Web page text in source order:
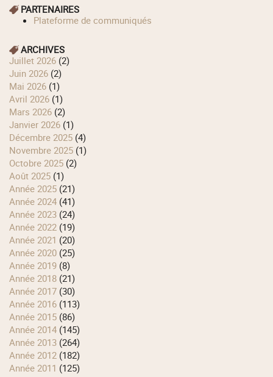
PARTENAIRES
Plateforme de communiqués
ARCHIVES
juillet 2026 (2)
juin 2026 (2)
mai 2026 (1)
avril 2026 (1)
mars 2026 (2)
janvier 2026 (1)
décembre 2025 (4)
novembre 2025 (1)
octobre 2025 (2)
août 2025 (1)
année 2025 (21)
année 2024 (41)
année 2023 (24)
année 2022 (19)
année 2021 (20)
année 2020 (25)
année 2019 (8)
année 2018 (21)
année 2017 (30)
année 2016 (113)
année 2015 (86)
année 2014 (145)
année 2013 (264)
année 2012 (182)
année 2011 (125)